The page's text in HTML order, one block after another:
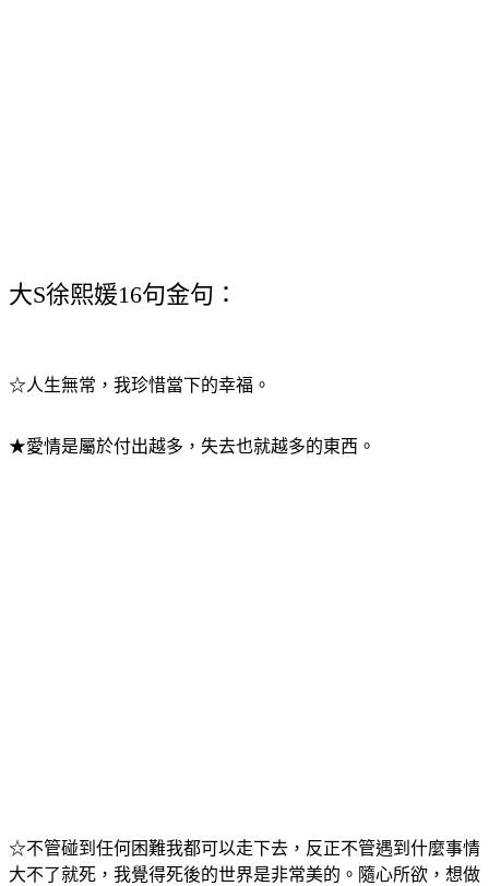
☆不管碰到任何困難我都可以走下去，反正不管遇到什麼事情